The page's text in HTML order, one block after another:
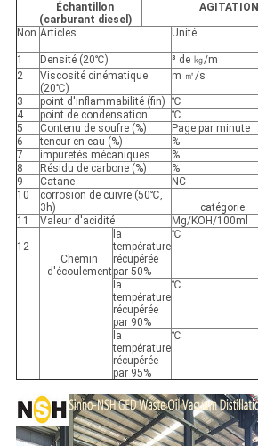
Échantillon
(carburant diesel)
AGITATION
Non.Articles Unité
1
Densité (20℃) ³ de ㎏/m
2
Viscosité cinématique
(20℃)
m ㎡/s
3 point d'inflammabilité (fin) ℃
4
point de condensation ℃
5
Contenu de soufre (%) Page par minute
6
teneur en eau (%) %
7
impuretés mécaniques %
8
Résidu de carbone (%) %
9
Catane NC
10
corrosion de cuivre (50℃,
3h)
catégorie
11
Valeur d'acidité Mg/KOH/100ml
12
Chemin
d'écoulement
la
température
récupérée
par 50%
℃
la
température
récupérée
par 90%
℃
la
température
récupérée
par 95%
℃